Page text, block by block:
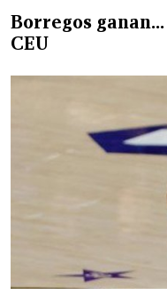
Borregos ganan…
CEU